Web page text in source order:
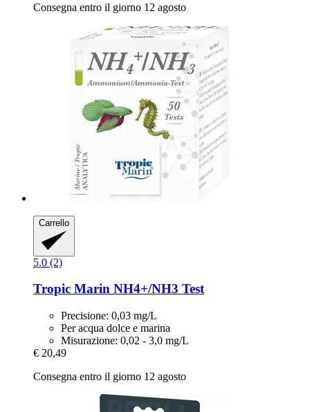
Consegna entro il giorno 12 agosto
Carrello
5.0 (2)
Tropic Marin NH4+/NH3 Test
Precisione: 0,03 mg/L
Per acqua dolce e marina
Misurazione: 0,02 - 3,0 mg/L
€ 20,49
Consegna entro il giorno 12 agosto